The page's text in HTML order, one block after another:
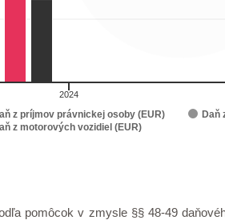
z príjmov právnickej osoby (EUR)
Daň
z motorových vozidiel (EUR)
2024
pomôcok v zmysle §§ 48-49